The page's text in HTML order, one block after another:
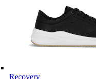
Recovery